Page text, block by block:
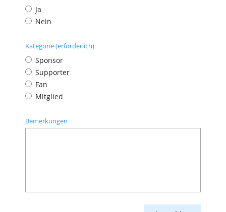
Ja
Nein
Kategorie (erforderlich)
Sponsor
Supporter
Fan
Mitglied
Bemerkungen